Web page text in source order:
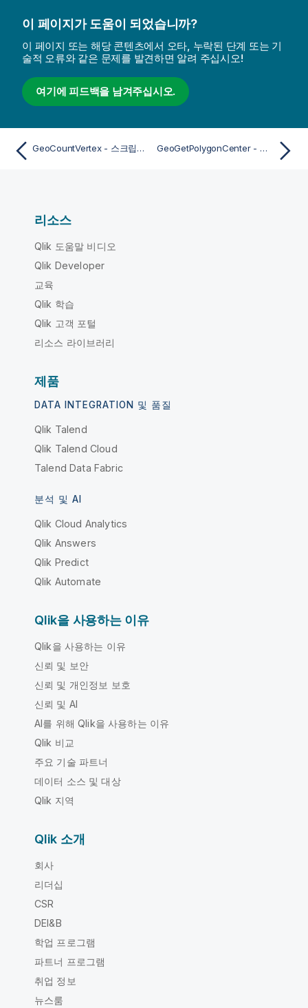
이 페이지가 도움이 되었습니까?
이 페이지 또는 해당 콘텐츠에서 오타, 누락된 단계 또는 기
술적 오류와 같은 문제를 발견하면 알려 주십시오!
여기에 피드백을 남겨주십시오.
GeoCountVertex - 스크립트 및 차트 함수 GeoGetPolygonCenter - 스크립트 및 차트 함수
리소스
Qlik 도움말 비디오
Qlik Developer
교육
Qlik 학습
Qlik 고객 포털
리소스 라이브러리
제품
DATA INTEGRATION 및 품질
Qlik Talend
Qlik Talend Cloud
Talend Data Fabric
분석 및 AI
Qlik Cloud Analytics
Qlik Answers
Qlik Predict
Qlik Automate
Qlik을 사용하는 이유
Qlik을 사용하는 이유
신뢰 및 보안
신뢰 및 개인정보 보호
신뢰 및 AI
AI를 위해 Qlik을 사용하는 이유
Qlik 비교
주요 기술 파트너
데이터 소스 및 대상
Qlik 지역
Qlik 소개
회사
리더십
CSR
DEI&B
학업 프로그램
파트너 프로그램
취업 정보
뉴스룸